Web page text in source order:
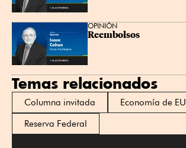
OPINIÓN
Reembolsos
Temas relacionados
Columna invitada
Economía de EU
Reserva Federal